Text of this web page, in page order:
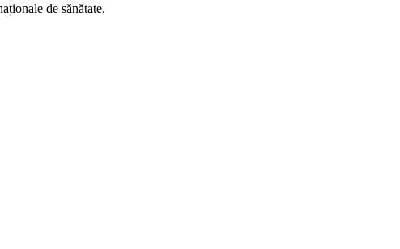
de sănătate.